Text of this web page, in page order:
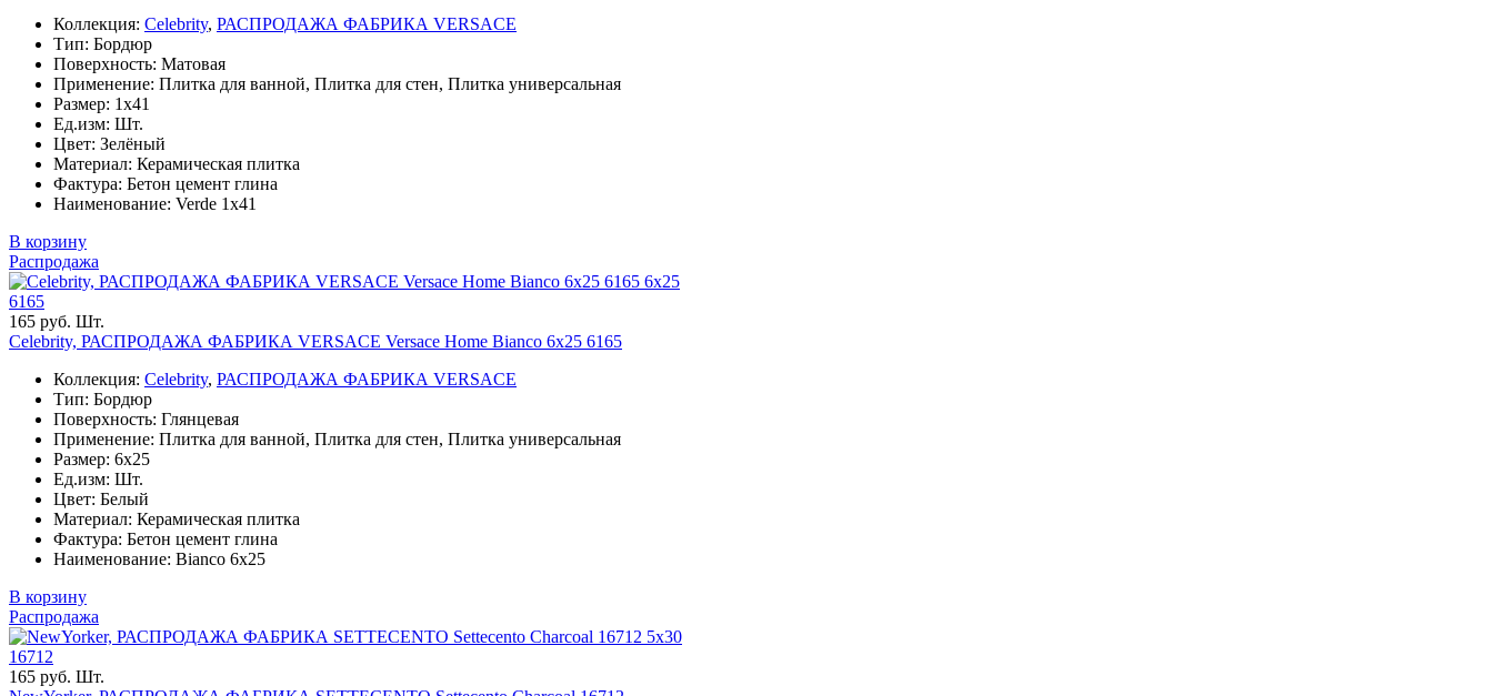
Коллекция: Celebrity, РАСПРОДАЖА ФАБРИКА VERSACE
Тип: Бордюр
Поверхность: Матовая
Применение: Плитка для ванной, Плитка для стен, Плитка универсальная
Размер: 1x41
Ед.изм: Шт.
Цвет: Зелёный
Материал: Керамическая плитка
Фактура: Бетон цемент глина
Наименование: Verde 1х41
В корзину
Распродажа
6x25
6165
165 руб. Шт.
Celebrity, РАСПРОДАЖА ФАБРИКА VERSACE Versace Home Bianco 6х25 6165
Коллекция: Celebrity, РАСПРОДАЖА ФАБРИКА VERSACE
Тип: Бордюр
Поверхность: Глянцевая
Применение: Плитка для ванной, Плитка для стен, Плитка универсальная
Размер: 6x25
Ед.изм: Шт.
Цвет: Белый
Материал: Керамическая плитка
Фактура: Бетон цемент глина
Наименование: Bianco 6х25
В корзину
Распродажа
5x30
16712
165 руб. Шт.